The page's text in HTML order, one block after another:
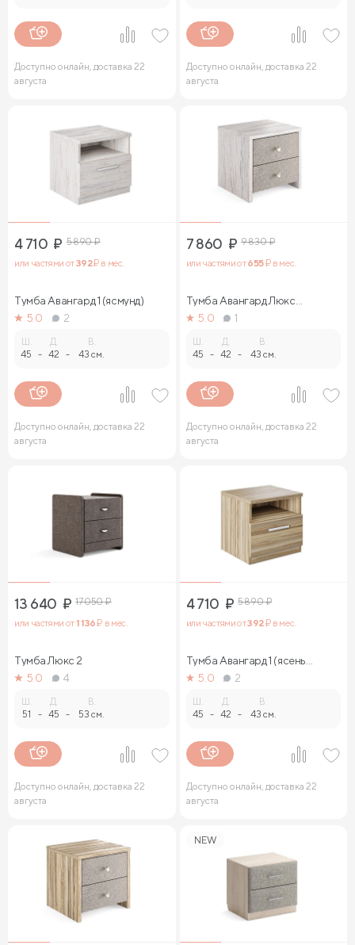
Доступно онлайн, доставка 22
августа
Доступно онлайн, доставка 22
августа
4 710 ₽ 5 890₽
или частями от392₽ в мес.
Тумба Авангард 1 (ясмунд)
5.0
2
45 -
Д.
42 -
В.
43 см.
Доступно онлайн, доставка 22
августа
7 860 ₽ 9 830₽
или частями от655₽ в мес.
Тумба Авангард Люкс
(ясмунд)
5.0 1
45 -
Д.
42 -
В.
43 см.
Доступно онлайн, доставка 22
августа
13 640 ₽ 17 050₽
или частями от1 136₽ в мес.
Тумба Люкс 2
5.0
4
51 -
Д.
45 -
В.
53 см.
Доступно онлайн, доставка 22
августа
4 710 ₽ 5 890₽
или частями от392₽ в мес.
Тумба Авангард 1 (ясень
ориноко)
5.0 2
45 -
Д.
42 -
В.
43 см.
Доступно онлайн, доставка 22
августа
NEW